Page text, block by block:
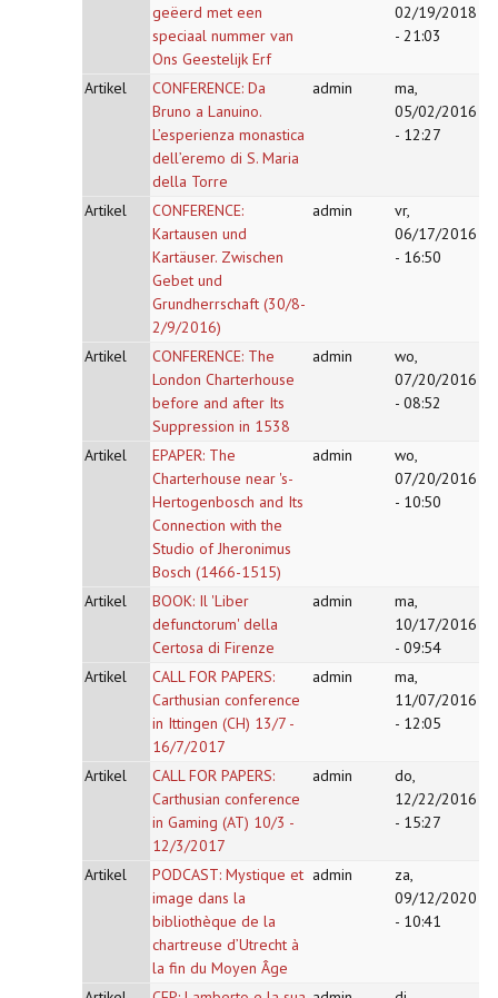
geëerd met een
speciaal nummer van
Ons Geestelijk Erf
02/19/2018
- 21:03
Artikel
CONFERENCE: Da
Bruno a Lanuino.
L’esperienza monastica
dell’eremo di S. Maria
della Torre
admin
ma,
05/02/2016
- 12:27
Artikel
CONFERENCE:
Kartausen und
Kartäuser. Zwischen
Gebet und
Grundherrschaft (30/8-
2/9/2016)
admin
vr,
06/17/2016
- 16:50
Artikel
CONFERENCE: The
London Charterhouse
before and after Its
Suppression in 1538
admin
wo,
07/20/2016
- 08:52
Artikel
EPAPER: The
Charterhouse near 's-
Hertogenbosch and Its
Connection with the
Studio of Jheronimus
Bosch (1466-1515)
admin
wo,
07/20/2016
- 10:50
Artikel
BOOK: Il 'Liber
defunctorum' della
Certosa di Firenze
admin
ma,
10/17/2016
- 09:54
Artikel
CALL FOR PAPERS:
Carthusian conference
in Ittingen (CH) 13/7 -
16/7/2017
admin
ma,
11/07/2016
- 12:05
Artikel
CALL FOR PAPERS:
Carthusian conference
in Gaming (AT) 10/3 -
12/3/2017
admin
do,
12/22/2016
- 15:27
Artikel
PODCAST: Mystique et
image dans la
bibliothèque de la
chartreuse d’Utrecht à
la fin du Moyen Âge
admin
za,
09/12/2020
- 10:41